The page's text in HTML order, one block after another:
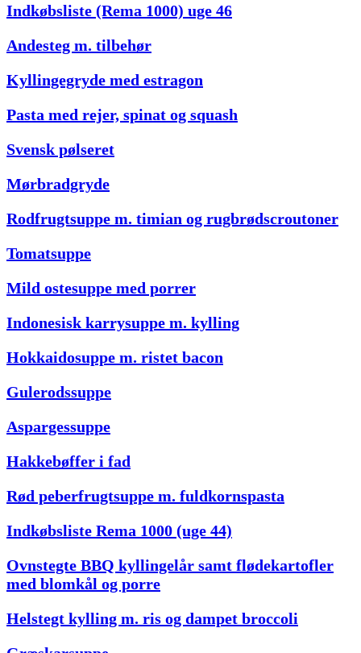
Indkøbsliste (Rema 1000) uge 46
Andesteg m. tilbehør
Kyllingegryde med estragon
Pasta med rejer, spinat og squash
Svensk pølseret
Mørbradgryde
Rodfrugtsuppe m. timian og rugbrødscroutoner
Tomatsuppe
Mild ostesuppe med porrer
Indonesisk karrysuppe m. kylling
Hokkaidosuppe m. ristet bacon
Gulerodssuppe
Aspargessuppe
Hakkebøffer i fad
Rød peberfrugtsuppe m. fuldkornspasta
Indkøbsliste Rema 1000 (uge 44)
Ovnstegte BBQ kyllingelår samt flødekartofler
med blomkål og porre
Helstegt kylling m. ris og dampet broccoli